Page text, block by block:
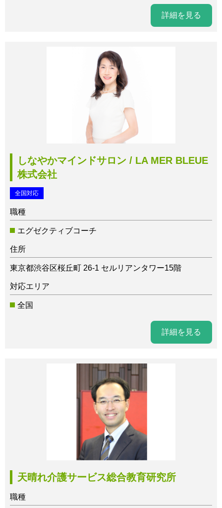
詳細を見る
しなやかマインドサロン / LA MER BLEUE
株式会社
全国対応
職種
エグゼクティブコーチ
住所
東京都渋谷区桜丘町 26-1 セルリアンタワー15階
対応エリア
全国
詳細を見る
天晴れ介護サービス総合教育研究所
職種